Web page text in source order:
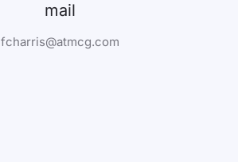
mail
fcharris@atmcg.com